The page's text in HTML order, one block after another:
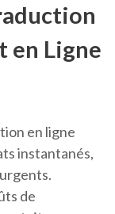
en Ligne
en ligne
instantanés,
de